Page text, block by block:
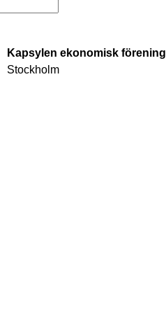
Kapsylen ekonomisk förening
Stockholm